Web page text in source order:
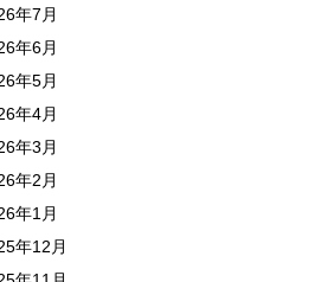
年7月
年6月
年5月
年4月
年3月
年2月
年1月
年12月